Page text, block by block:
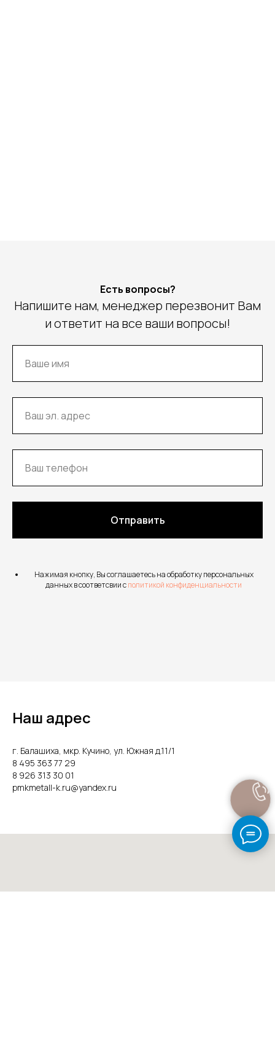
Есть вопросы?
Напишите нам, менеджер перезвонит Вам
и ответит на все ваши вопросы!
Отправить
Нажимая кнопку, Вы соглашаетесь на обработку персональных
данных в соответсвии сполитикой конфиденциальности
Наш адрес
г. Балашиха, мкр. Кучино, ул. Южная д.11/1
8 495 363 77 29
8 926 313 30 01
pmkmetall-k.ru@yandex.ru